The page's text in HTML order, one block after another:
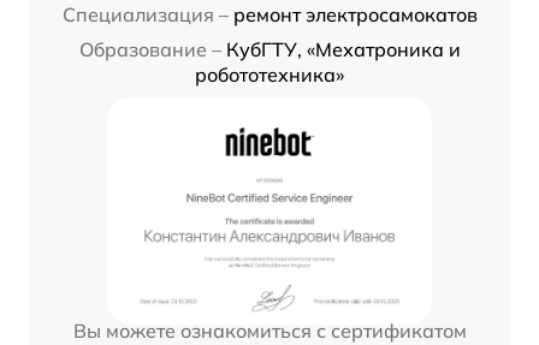
Специализация – ремонт электросамокатов
Образование – КубГТУ, «Мехатроника и
робототехника»
Вы можете ознакомиться с сертификатом